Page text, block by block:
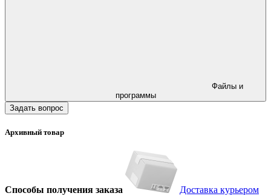
программы
Задать вопрос
Архивный товар
Способы получения заказа Доставка курьером